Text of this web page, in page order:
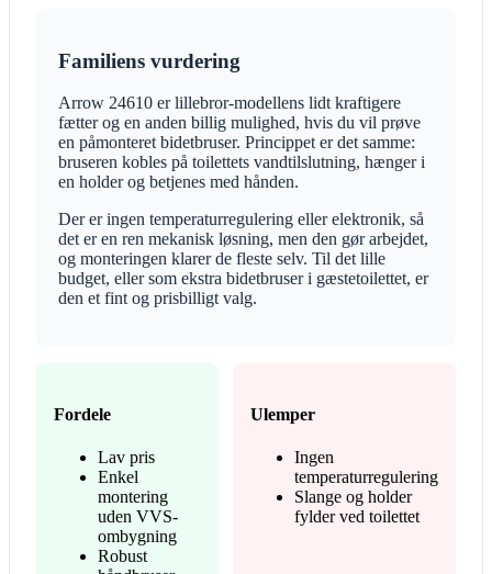
Familiens vurdering
Arrow 24610 er lillebror-modellens lidt kraftigere
fætter og en anden billig mulighed, hvis du vil prøve
en påmonteret bidetbruser. Princippet er det samme:
bruseren kobles på toilettets vandtilslutning, hænger i
en holder og betjenes med hånden.
Der er ingen temperaturregulering eller elektronik, så
det er en ren mekanisk løsning, men den gør arbejdet,
og monteringen klarer de fleste selv. Til det lille
budget, eller som ekstra bidetbruser i gæstetoilettet, er
den et fint og prisbilligt valg.
Fordele
Lav pris
Enkel
montering
uden VVS-
ombygning
Robust
Ulemper
Ingen
temperaturregulering
Slange og holder
fylder ved toilettet